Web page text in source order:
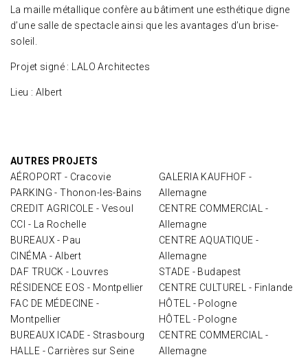
La maille métallique confère au bâtiment une esthétique digne
d’une salle de spectacle ainsi que les avantages d’un brise-
soleil.
Projet signé : LALO Architectes
Lieu : Albert
AUTRES PROJETS
AÉROPORT - Cracovie
PARKING - Thonon-les-Bains
CREDIT AGRICOLE - Vesoul
CCI - La Rochelle
BUREAUX - Pau
CINÉMA - Albert
DAF TRUCK - Louvres
RÉSIDENCE EOS - Montpellier
FAC DE MÉDECINE -
Montpellier
BUREAUX ICADE - Strasbourg
HALLE - Carrières sur Seine
GALERIA KAUFHOF -
Allemagne
CENTRE COMMERCIAL -
Allemagne
CENTRE AQUATIQUE -
Allemagne
STADE - Budapest
CENTRE CULTUREL - Finlande
HÔTEL - Pologne
HÔTEL - Pologne
CENTRE COMMERCIAL -
Allemagne